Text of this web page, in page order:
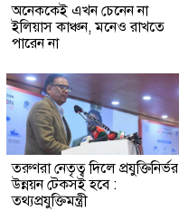
অনেককেই এখন চেনেন না
ইলিয়াস কাঞ্চন, মনেও রাখতে
পারেন না
তরুণরা নেতৃত্ব দিলে প্রযুক্তিনির্ভর
উন্নয়ন টেকসই হবে :
তথ্যপ্রযুক্তিমন্ত্রী